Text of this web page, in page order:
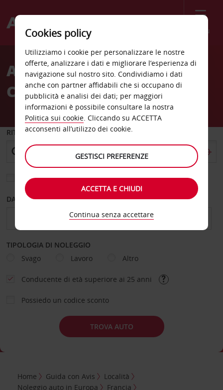
Menù
Welcome
AvisAutonoleggio Avis in
Corsica
RITIRO DA
Scegli una località di riconsegna diversa
DAL GIORNO AL GIORNO
TIPOLOGIA DI NOLEGGIO
Svago
Lavoro Altro
Conducente di età superiore ai 25 anni
Possiedo un codice sconto
TROVA AUTO
Home Guida con Avis
Località
Noleggio auto in Europa
Francia
Cookies policy
Utilizziamo i cookie per personalizzare le nostre
offerte, analizzare i dati e migliorare l’esperienza di
navigazione sul nostro sito. Condividiamo i dati
anche con partner affidabili che si occupano di
pubblicità e analisi dei dati; per maggiori
informazioni è possibile consultare la nostra
Politica sui cookie. Cliccando su ACCETTA
acconsenti all’utilizzo dei cookie.
GESTISCI PREFERENZE
ACCETTA E CHIUDI
Continua senza accettare